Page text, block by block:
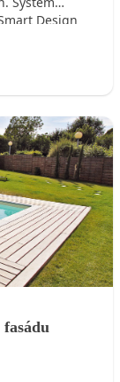
Design
zlaté ocenění